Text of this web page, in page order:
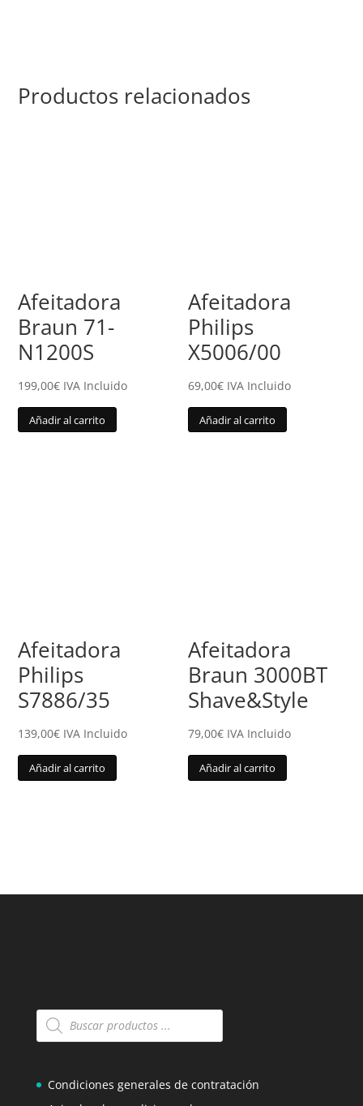
Productos relacionados
Afeitadora
Braun 71-
N1200S
199,00€ IVA Incluido
Añadir al carrito
Afeitadora
Philips
X5006/00
69,00€ IVA Incluido
Añadir al carrito
Afeitadora
Philips
S7886/35
139,00€ IVA Incluido
Añadir al carrito
Afeitadora
Braun 3000BT
Shave&Style
79,00€ IVA Incluido
Añadir al carrito
Búsqueda
Condiciones generales de contratación